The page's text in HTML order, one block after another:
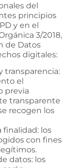
del
principios
y en el
3/2018,
de Datos
digitales:
transparencia:
el
previa
transparente
recogen los
finalidad: los
con fines
datos: los